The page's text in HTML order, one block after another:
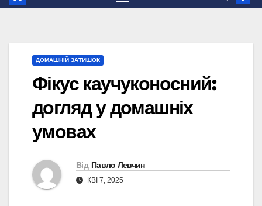
ДОМАШНІЙ ЗАТИШОК
Фікус каучуконосний:
догляд у домашніх
умовах
Від Павло Левчин
КВІ 7, 2025